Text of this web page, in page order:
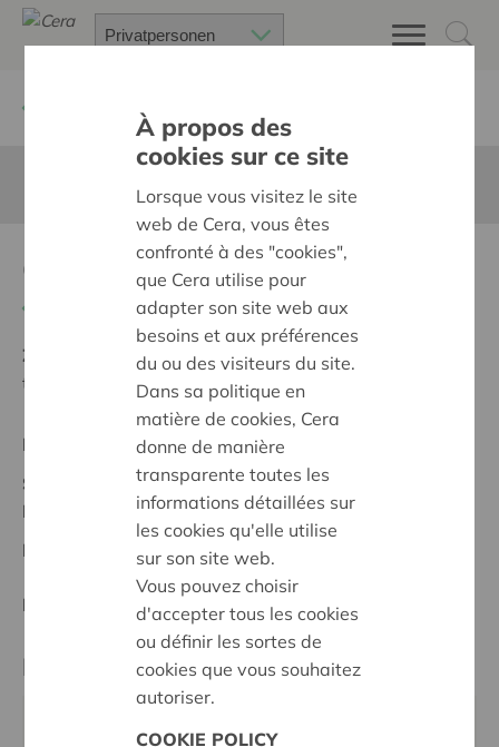
Diese Seite ist nicht ins Deutsche übersetzt
Computer Project
Ziel:
Des quartiers chaleureux et bienveillants pour
tous
Regionales Projekt
Stand :
Screening
Luxembourg
Datum:
04/06/2026
Entscheidung:In Request
Kontaktperson
CHRISTOPHE KEVELAER
À propos des
cookies sur ce site
Lorsque vous visitez le site
web de Cera, vous êtes
confronté à des "cookies",
que Cera utilise pour
adapter son site web aux
besoins et aux préférences
du ou des visiteurs du site.
Dans sa politique en
matière de cookies, Cera
donne de manière
transparente toutes les
informations détaillées sur
les cookies qu'elle utilise
sur son site web.
Vous pouvez choisir
d'accepter tous les cookies
ou définir les sortes de
cookies que vous souhaitez
autoriser.
COOKIE POLICY